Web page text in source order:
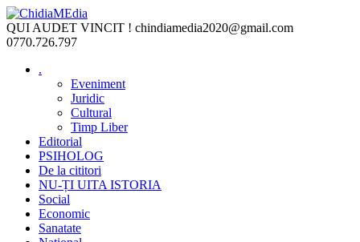
Skip
to
content
QUI AUDET VINCIT ! chindiamedia2020@gmail.com
0770.726.797
.
Eveniment
Juridic
Cultural
Timp Liber
Editorial
PSIHOLOG
De la cititori
NU-ȚI UITA ISTORIA
Social
Economic
Sanatate